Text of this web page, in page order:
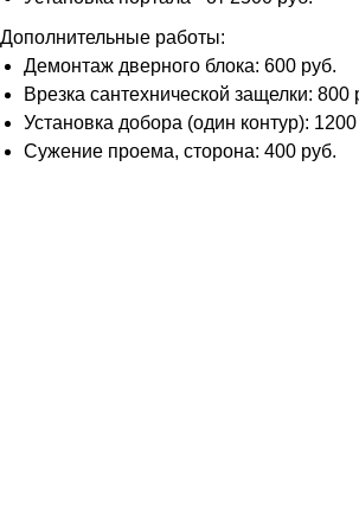
Дополнительные работы:
Демонтаж дверного блока: 600 руб.
Врезка сантехнической защелки: 800
Установка добора (один контур):
Сужение проема, сторона: 400 руб.